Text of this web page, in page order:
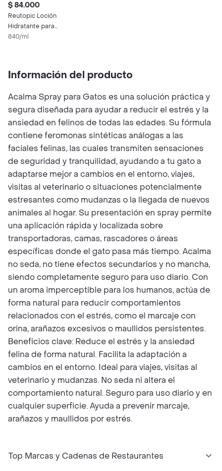
$ 84.000
Reutopic Loción
Hidratante para
Perros Frasco 100ml
840/ml
Información del producto
Acalma Spray para Gatos es una solución práctica y
segura diseñada para ayudar a reducir el estrés y la
ansiedad en felinos de todas las edades. Su fórmula
contiene feromonas sintéticas análogas a las
faciales felinas, las cuales transmiten sensaciones
de seguridad y tranquilidad, ayudando a tu gato a
adaptarse mejor a cambios en el entorno, viajes,
visitas al veterinario o situaciones potencialmente
estresantes como mudanzas o la llegada de nuevos
animales al hogar. Su presentación en spray permite
una aplicación rápida y localizada sobre
transportadoras, camas, rascadores o áreas
específicas donde el gato pasa más tiempo. Acalma
no seda, no tiene efectos secundarios y no mancha,
siendo completamente seguro para uso diario. Con
un aroma imperceptible para los humanos, actúa de
forma natural para reducir comportamientos
relacionados con el estrés, como el marcaje con
orina, arañazos excesivos o maullidos persistentes.
Beneficios clave: Reduce el estrés y la ansiedad
felina de forma natural. Facilita la adaptación a
cambios en el entorno. Ideal para viajes, visitas al
veterinario y mudanzas. No seda ni altera el
comportamiento natural. Seguro para uso diario y en
cualquier superficie. Ayuda a prevenir marcaje,
arañazos y maullidos por estrés.
Top Marcas y Cadenas de Restaurantes